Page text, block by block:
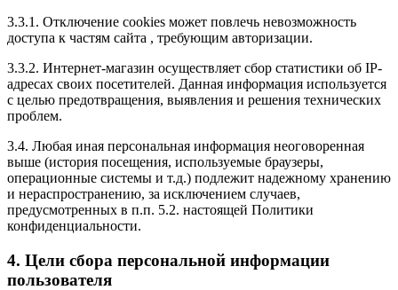
3.3.1. Отключение cookies может повлечь невозможность
доступа к частям сайта , требующим авторизации.
3.3.2. Интернет-магазин осуществляет сбор статистики об IP-
адресах своих посетителей. Данная информация используется
с целью предотвращения, выявления и решения технических
проблем.
3.4. Любая иная персональная информация неоговоренная
выше (история посещения, используемые браузеры,
операционные системы и т.д.) подлежит надежному хранению
и нераспространению, за исключением случаев,
предусмотренных в п.п. 5.2. настоящей Политики
конфиденциальности.
4. Цели сбора персональной информации
пользователя